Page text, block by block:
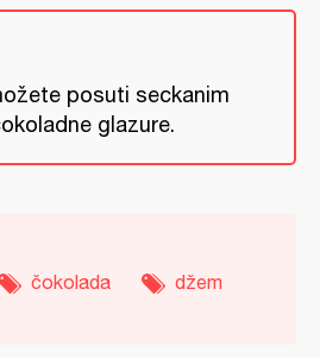
posuti seckanim
glazure.
čokolada
džem